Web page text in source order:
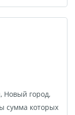
, Новый город,
сумма которых